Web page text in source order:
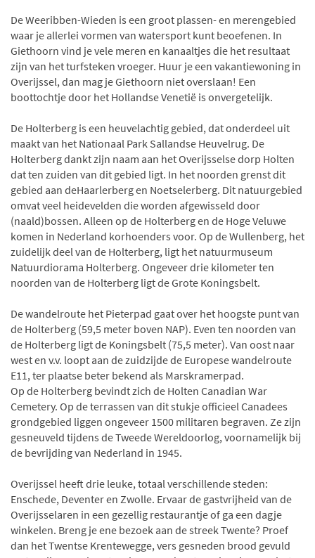
De Weeribben-Wieden is een groot plassen- en merengebied
waar je allerlei vormen van watersport kunt beoefenen. In
Giethoorn vind je vele meren en kanaaltjes die het resultaat
zijn van het turfsteken vroeger. Huur je een vakantiewoning in
Overijssel, dan mag je Giethoorn niet overslaan! Een
boottochtje door het Hollandse Venetië is onvergetelijk.
De Holterberg is een heuvelachtig gebied, dat onderdeel uit
maakt van het Nationaal Park Sallandse Heuvelrug. De
Holterberg dankt zijn naam aan het Overijsselse dorp Holten
dat ten zuiden van dit gebied ligt. In het noorden grenst dit
gebied aan deHaarlerberg en Noetselerberg. Dit natuurgebied
omvat veel heidevelden die worden afgewisseld door
(naald)bossen. Alleen op de Holterberg en de Hoge Veluwe
komen in Nederland korhoenders voor. Op de Wullenberg, het
zuidelijk deel van de Holterberg, ligt het natuurmuseum
Natuurdiorama Holterberg. Ongeveer drie kilometer ten
noorden van de Holterberg ligt de Grote Koningsbelt.
De wandelroute het Pieterpad gaat over het hoogste punt van
de Holterberg (59,5 meter boven NAP). Even ten noorden van
de Holterberg ligt de Koningsbelt (75,5 meter). Van oost naar
west en v.v. loopt aan de zuidzijde de Europese wandelroute
E11, ter plaatse beter bekend als Marskramerpad.
Op de Holterberg bevindt zich de Holten Canadian War
Cemetery. Op de terrassen van dit stukje officieel Canadees
grondgebied liggen ongeveer 1500 militaren begraven. Ze zijn
gesneuveld tijdens de Tweede Wereldoorlog, voornamelijk bij
de bevrijding van Nederland in 1945.
Overijssel heeft drie leuke, totaal verschillende steden:
Enschede, Deventer en Zwolle. Ervaar de gastvrijheid van de
Overijsselaren in een gezellig restaurantje of ga een dagje
winkelen. Breng je ene bezoek aan de streek Twente? Proef
dan het Twentse Krentewegge, vers gesneden brood gevuld